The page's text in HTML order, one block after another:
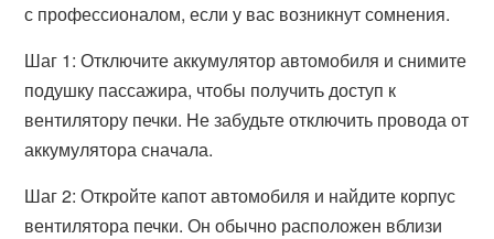
с профессионалом, если у вас возникнут сомнения.
Шаг 1: Отключите аккумулятор автомобиля и снимите
подушку пассажира, чтобы получить доступ к
вентилятору печки. Не забудьте отключить провода от
аккумулятора сначала.
Шаг 2: Откройте капот автомобиля и найдите корпус
вентилятора печки. Он обычно расположен вблизи